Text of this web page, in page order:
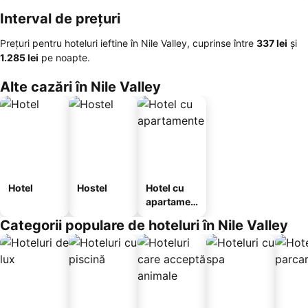
Interval de prețuri
Prețuri pentru hoteluri ieftine în Nile Valley, cuprinse între ‎337 lei și
‎1.285 lei pe noapte.
Alte cazări în Nile Valley
Hotel Hostel
Hotel cu
apartamen
Categorii populare de hoteluri în Nile Valley